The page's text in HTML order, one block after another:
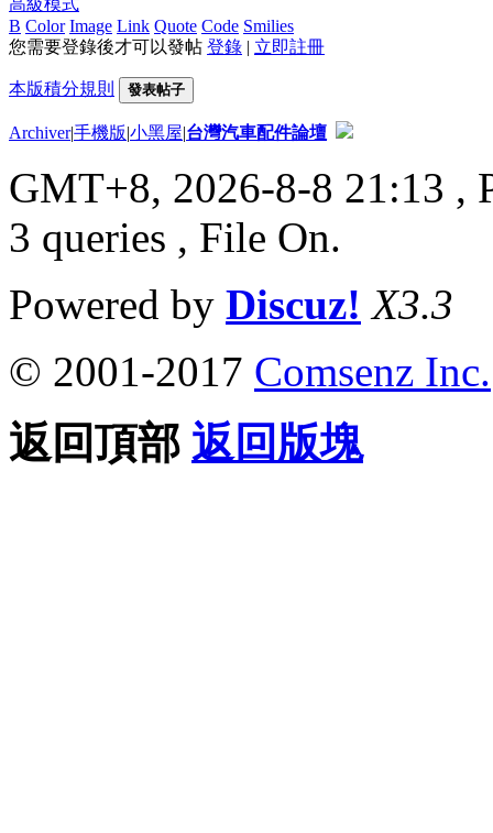
B Color Image Link Quote Code Smilies
您需要登錄後才可以發帖 登錄 | 立即註冊
本版積分規則 發表帖子
Archiver|手機版|小黑屋|台灣汽車配件論壇
GMT+8, 2026-8-8 21:13 ,
3 queries , File On.
Powered by Discuz! X3.3
© 2001-2017 Comsenz Inc.
返回頂部 返回版塊